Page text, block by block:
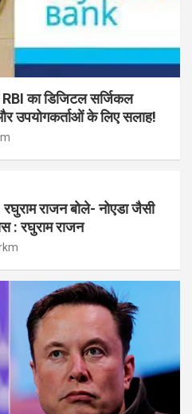
का डिजिटल सर्जिकल
उपयोगकर्ताओं के लिए सलाह!
राजन बोले- नोएडा जैसी
: रघुराम राजन